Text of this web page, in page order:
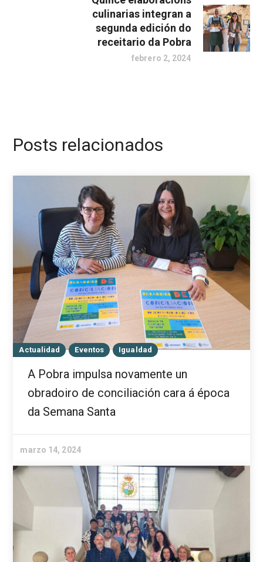
culinarias integran a
segunda edición do
receitario da Pobra
febrero 2, 2024
Posts relacionados
Actualidad Eventos Igualdad
A Pobra impulsa novamente un
obradoiro de conciliación cara á época
da Semana Santa
marzo 14, 2024